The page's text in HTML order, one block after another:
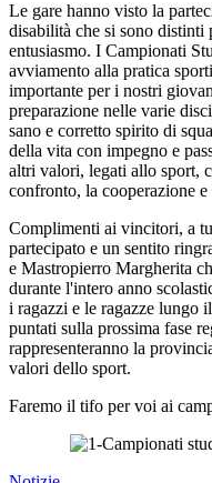
Le gare hanno visto la
disabilità che si sono distinti
entusiasmo. I Campionati
avviamento alla pratica
importante per i nostri
preparazione nelle varie
sano e corretto spirito di
della vita con impegno e
altri valori, legati allo sport,
confronto, la cooperazione
Complimenti ai vincitori, a
partecipato e un sentito
e Mastropierro Margherita
durante l'intero anno
i ragazzi e le ragazze lungo
puntati sulla prossima fase
rappresenteranno la
valori dello sport.
Faremo il tifo per voi ai